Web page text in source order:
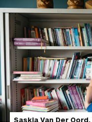
Saskia Van Der